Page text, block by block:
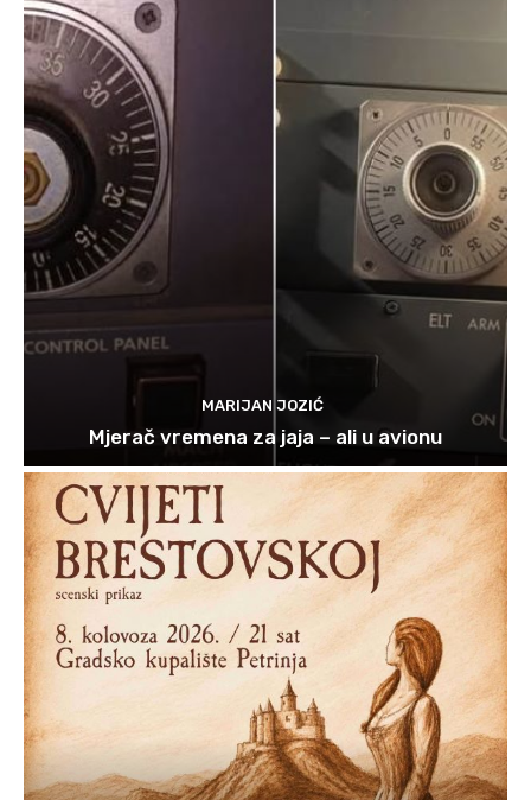
MARIJAN JOZIĆ
Mjerač vremena za jaja – ali u avionu